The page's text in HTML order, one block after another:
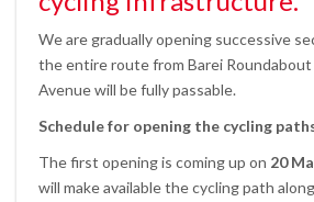
We are gradually opening successive
the entire route from Barei Roundabout
Avenue will be fully passable.
Schedule for opening the cycling
The first opening is coming up on 20
will make available the cycling path